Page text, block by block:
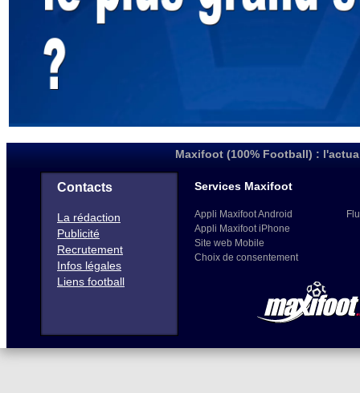
Maxifoot (100% Football) :
Contacts
La rédaction
Publicité
Recrutement
Infos légales
Liens football
Services Maxifoot
Appli Maxifoot Android
Appli Maxifoot iPhone
Site web Mobile
Choix de consentement